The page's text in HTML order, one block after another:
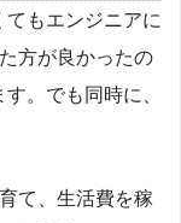
もエンジニアに
方が良かったの
。でも同時に、
て、生活費を稼